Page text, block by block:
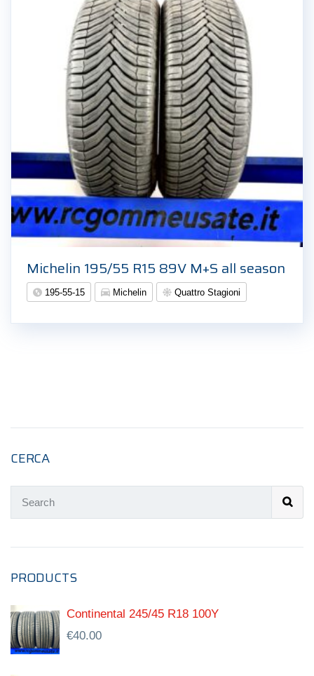
Michelin 195/55 R15 89V M+S all season
195-55-15 Michelin Quattro Stagioni
CERCA
PRODUCTS
Continental 245/45 R18 100Y
€40.00